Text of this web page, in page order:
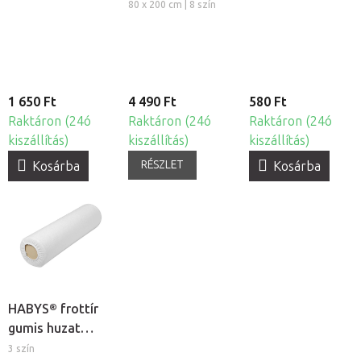
1 650 Ft
Raktáron (24ó
kiszállítás)
Kosárba
5db
80 x 200 cm | 8 szín
4 490 Ft
Raktáron (24ó
kiszállítás)
RÉSZLET
580 Ft
Raktáron (24ó
kiszállítás)
Kosárba
HABYS® frottír
gumis huzat
hengerpárnára
3 szín